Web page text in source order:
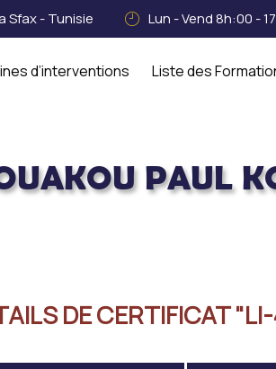
Sfax - Tunisie Lun - Vend 8h:00 -
d’interventions Liste des
PAUL
DE CERTIFICAT